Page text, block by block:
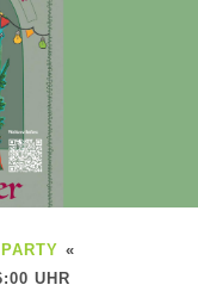
PARTY «
UHR